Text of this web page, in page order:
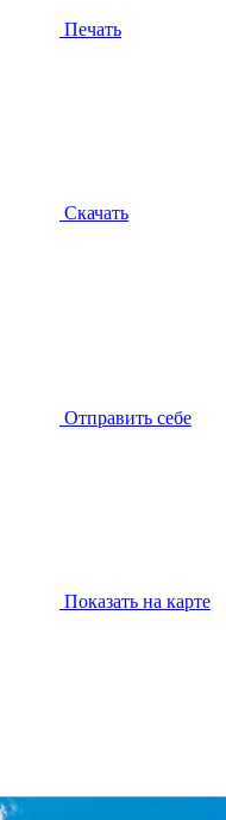
Печать
Скачать
Отправить себе
Показать на карте